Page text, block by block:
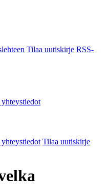
Tilaa uutiskirje RSS-
Tilaa uutiskirje